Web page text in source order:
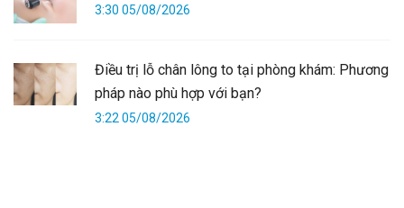
3:30 05/08/2026
Điều trị lỗ chân lông to tại phòng khám: Phương
pháp nào phù hợp với bạn?
3:22 05/08/2026